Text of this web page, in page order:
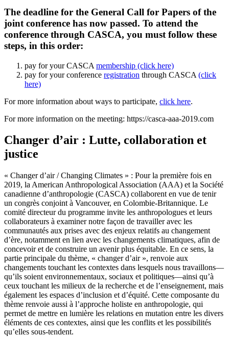
The deadline for the General Call for Papers of the
joint conference has now passed. To attend the
conference through CASCA, you must follow these
steps, in this order:
pay for your CASCA membership (click here)
pay for your conference registration through CASCA (click
here)
For more information about ways to participate, click here.
For more information on the meeting: https://casca-aaa-2019.com
Changer d’air : Lutte, collaboration et
justice
« Changer d’air / Changing Climates » : Pour la première fois en
2019, la American Anthropological Association (AAA) et la Société
canadienne d’anthropologie (CASCA) collaborent en vue de tenir
un congrès conjoint à Vancouver, en Colombie-Britannique. Le
comité directeur du programme invite les anthropologues et leurs
collaborateurs à examiner notre façon de travailler avec les
communautés aux prises avec des enjeux relatifs au changement
d’ère, notamment en lien avec les changements climatiques, afin de
concevoir et de construire un avenir plus équitable. En ce sens, la
partie principale du thème, « changer d’air », renvoie aux
changements touchant les contextes dans lesquels nous travaillons—
qu’ils soient environnementaux, sociaux et politiques—ainsi qu’à
ceux touchant les milieux de la recherche et de l’enseignement, mais
également les espaces d’inclusion et d’équité. Cette composante du
thème renvoie aussi à l’approche holiste en anthropologie, qui
permet de mettre en lumière les relations en mutation entre les divers
éléments de ces contextes, ainsi que les conflits et les possibilités
qu’elles sous-tendent.